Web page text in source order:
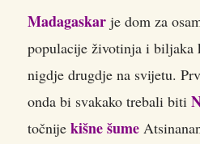
Madagaskar je dom za
populacije životinja i biljaka
nigdje drugdje na svijetu.
onda bi svakako trebali biti
točnije kišne šume